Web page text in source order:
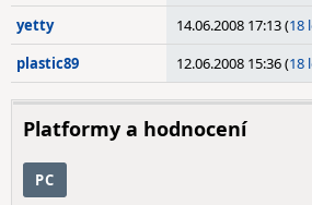
yetty 14.06.2008 17:13 (18
plastic89 12.06.2008 15:36 (18
Platformy a hodnocení
PC